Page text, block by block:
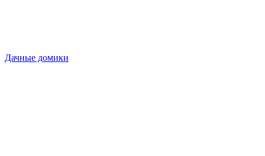
Дачные домики